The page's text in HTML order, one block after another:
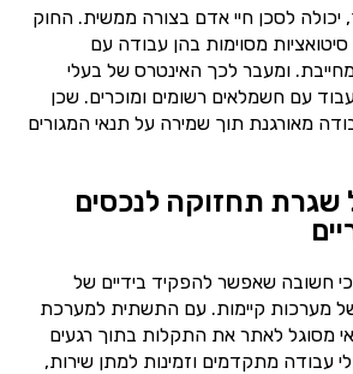
לסכן חיי אדם בצורה ממשית. החוק
סיטואציות מסוימות בהן עבודה עם
ומעבר לכך האינטרס של בעלי
עם חשמלאים רשומים ומוכרים. שכן
מאורגנת תוך שמירה על תנאי המגורים
שגרת תחזוקה לנכסים
חשובה שאפשר להפקיד בידיים של
מערכות קיימות. עם התשתית למערכת
מסוגל לאתר את התקלות בתוך רגעים
עבודה מתקדמים וזמינות למתן שירות,